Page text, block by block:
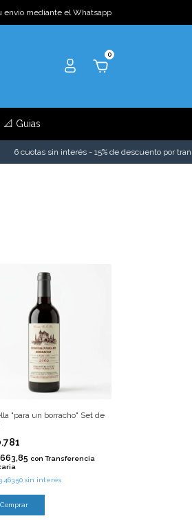
envio mediante el Whatsapp
0
📐 Guias
sin interés - 15% de descuento por
"para un borracho" Set de
con Transferencia
sin interés